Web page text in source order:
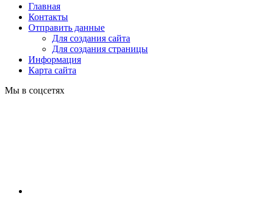
Главная
Контакты
Отправить данные
Для создания сайта
Для создания страницы
Информация
Карта сайта
Мы в соцсетях